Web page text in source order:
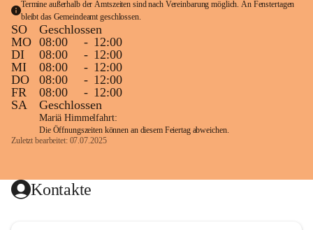
Termine außerhalb der Amtszeiten sind nach Vereinbarung möglich. An Fenstertagen
bleibt das Gemeindeamt geschlossen.
SO
Geschlossen
MO 08:00 - 12:00
DI
08:00 - 12:00
MI
08:00 - 12:00
DO
08:00 - 12:00
FR
08:00 - 12:00
SA
Geschlossen
Mariä Himmelfahrt:
Die Öffnungszeiten können an diesem Feiertag abweichen.
Zuletzt bearbeitet: 07.07.2025
Kontakte